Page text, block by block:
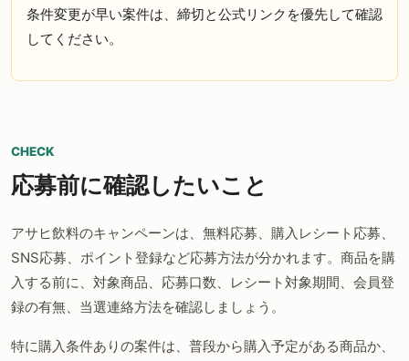
条件変更が早い案件は、締切と公式リンクを優先して確認
してください。
CHECK
応募前に確認したいこと
アサヒ飲料のキャンペーンは、無料応募、購入レシート応募、
SNS応募、ポイント登録など応募方法が分かれます。商品を購
入する前に、対象商品、応募口数、レシート対象期間、会員登
録の有無、当選連絡方法を確認しましょう。
特に購入条件ありの案件は、普段から購入予定がある商品か、